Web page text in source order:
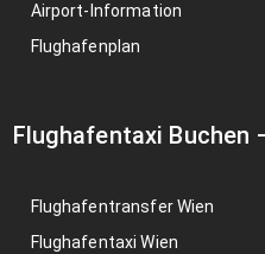
Airport-Information
Flughafenplan
Flughafentaxi Buchen
Flughafentransfer Wien
Flughafentaxi Wien